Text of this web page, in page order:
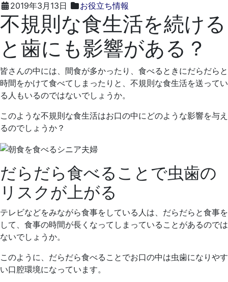
2019年3月13日
お役立ち情報
年
4
月
19
れ
も
と
歯
医
不規則な食生活を続ける
と歯にも影響がある？
皆さんの中には、間食が多かったり、食べるときにだらだらと
時間をかけて食べてしまったりと、不規則な食生活を送ってい
る人もいるのではないでしょうか。
このような不規則な食生活はお口の中にどのような影響を与え
るのでしょうか？
だらだら食べることで虫歯の
リスクが上がる
テレビなどをみながら食事をしている人は、だらだらと食事を
して、食事の時間が長くなってしまっていることがあるのでは
ないでしょうか。
このように、だらだら食べることでお口の中は虫歯になりやす
い口腔環境になっています。